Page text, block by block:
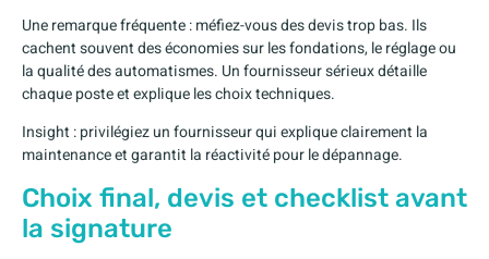
Une remarque fréquente : méfiez-vous des devis trop bas. Ils
cachent souvent des économies sur les fondations, le réglage ou
la qualité des automatismes. Un fournisseur sérieux détaille
chaque poste et explique les choix techniques.
Insight : privilégiez un fournisseur qui explique clairement la
maintenance et garantit la réactivité pour le dépannage.
Choix final, devis et checklist avant
la signature